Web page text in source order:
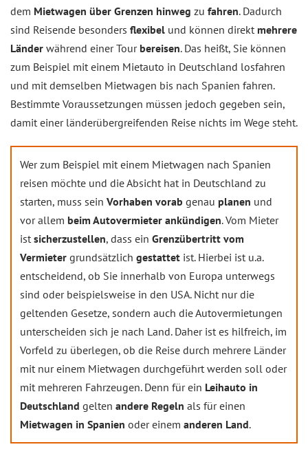
dem Mietwagen über Grenzen hinweg zu fahren. Dadurch
sind Reisende besonders flexibel und können direkt mehrere
Länder während einer Tour bereisen. Das heißt, Sie können
zum Beispiel mit einem Mietauto in Deutschland losfahren
und mit demselben Mietwagen bis nach Spanien fahren.
Bestimmte Voraussetzungen müssen jedoch gegeben sein,
damit einer länderübergreifenden Reise nichts im Wege steht.
Wer zum Beispiel mit einem Mietwagen nach Spanien
reisen möchte und die Absicht hat in Deutschland zu
starten, muss sein Vorhaben vorab genau planen und
vor allem beim Autovermieter ankündigen. Vom Mieter
ist sicherzustellen, dass ein Grenzübertritt vom
Vermieter grundsätzlich gestattet ist. Hierbei ist u.a.
entscheidend, ob Sie innerhalb von Europa unterwegs
sind oder beispielsweise in den USA. Nicht nur die
geltenden Gesetze, sondern auch die Autovermietungen
unterscheiden sich je nach Land. Daher ist es hilfreich, im
Vorfeld zu überlegen, ob die Reise durch mehrere Länder
mit nur einem Mietwagen durchgeführt werden soll oder
mit mehreren Fahrzeugen. Denn für ein Leihauto in
Deutschland gelten andere Regeln als für einen
Mietwagen in Spanien oder einem anderen Land.